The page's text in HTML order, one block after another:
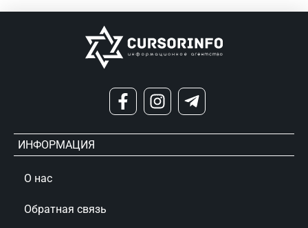
ИНФОРМАЦИЯ
О нас
Обратная связь